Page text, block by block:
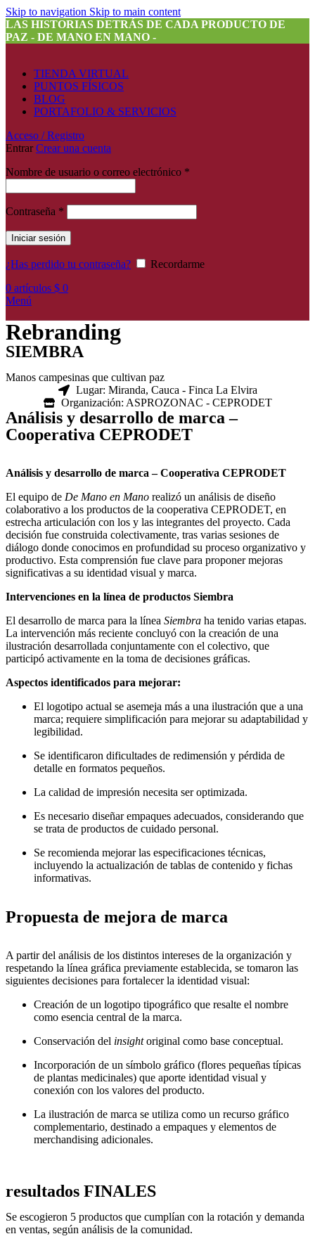
Skip to navigation Skip to main content
LAS HISTORIAS DETRÁS DE CADA PRODUCTO DE
PAZ - DE MANO EN MANO -
TIENDA VIRTUAL
PUNTOS FÍSICOS
BLOG
PORTAFOLIO & SERVICIOS
Acceso / Registro
EntrarCrear una cuenta
Nombre de usuario o correo electrónico *
Contraseña *
Iniciar sesión
¿Has perdido tu contraseña?
Recordarme
0 artículos $ 0
Menú
Rebranding
SIEMBRA
Manos campesinas que cultivan paz
Lugar: Miranda, Cauca - Finca La Elvira
Organización: ASPROZONAC - CEPRODET
Análisis y desarrollo de marca –
Cooperativa CEPRODET
Análisis y desarrollo de marca – Cooperativa CEPRODET
El equipo de De Mano en Mano realizó un análisis de diseño
colaborativo a los productos de la cooperativa CEPRODET, en
estrecha articulación con los y las integrantes del proyecto. Cada
decisión fue construida colectivamente, tras varias sesiones de
diálogo donde conocimos en profundidad su proceso organizativo y
productivo. Esta comprensión fue clave para proponer mejoras
significativas a su identidad visual y marca.
Intervenciones en la línea de productos Siembra
El desarrollo de marca para la línea Siembra ha tenido varias etapas.
La intervención más reciente concluyó con la creación de una
ilustración desarrollada conjuntamente con el colectivo, que
participó activamente en la toma de decisiones gráficas.
Aspectos identificados para mejorar:
El logotipo actual se asemeja más a una ilustración que a una
marca; requiere simplificación para mejorar su adaptabilidad y
legibilidad.
Se identificaron dificultades de redimensión y pérdida de
detalle en formatos pequeños.
La calidad de impresión necesita ser optimizada.
Es necesario diseñar empaques adecuados, considerando que
se trata de productos de cuidado personal.
Se recomienda mejorar las especificaciones técnicas,
incluyendo la actualización de tablas de contenido y fichas
informativas.
Propuesta de mejora de marca
A partir del análisis de los distintos intereses de la organización y
respetando la línea gráfica previamente establecida, se tomaron las
siguientes decisiones para fortalecer la identidad visual:
Creación de un logotipo tipográfico que resalte el nombre
como esencia central de la marca.
Conservación del insightoriginal como base conceptual.
Incorporación de un símbolo gráfico (flores pequeñas típicas
de plantas medicinales) que aporte identidad visual y
conexión con los valores del producto.
La ilustración de marca se utiliza como un recurso gráfico
complementario, destinado a empaques y elementos de
merchandising adicionales.
resultados FINALES
Se escogieron 5 productos que cumplían con la rotación y demanda
en ventas, según análisis de la comunidad.